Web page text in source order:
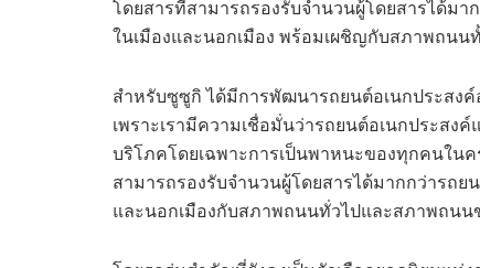
โดยสารที่สามารถรองรับจำนวนผู้โดยสารได้มา
ในเมืองและนอกเมือง พร้อมเผชิญกับสภาพถนน
สำหรับซูซูกิ ได้มีการพัฒนารถยนต์อเนกประสง
เพราะเรามีความเชื่อมั่นว่ารถยนต์อเนกประสงค์
บริโภคโดยเฉพาะการเป็นพาหนะของทุกคนใน
สามารถรองรับจำนวนผู้โดยสารได้มากกว่ารถ
และนอกเมืองกับสภาพถนนทั่วไปและสภาพถนน